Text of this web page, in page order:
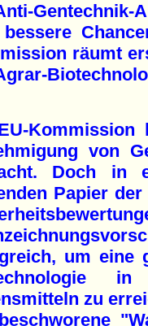
Gentechnik-
räumt
von
Doch in
Papier
um eine
zu